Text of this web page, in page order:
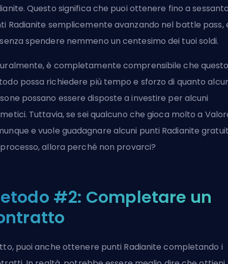
Questo significa che puoi ottenere fino a
Radianite semplicemente avanzando nel battle pass,
spendere nemmeno un centesimo dei tuoi soldi.
è completamente comprensibile che
possa richiedere più tempo e sforzo di quanto
possano essere disposte a investire per alcuni
Tuttavia, se sei qualcuno che gioca molto a
e vuole guadagnare alcuni punti Radianite
allora perché non provarci?
#2: Completare un
puoi anche ottenere punti Radianite completando i